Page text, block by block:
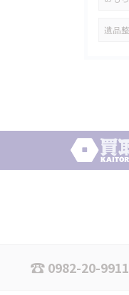
遺品
0982-20-9911